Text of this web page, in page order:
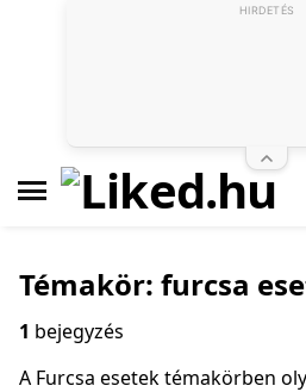
Témakör: furcsa
1 bejegyzés
A Furcsa esetek témakörben
HIRDETÉS